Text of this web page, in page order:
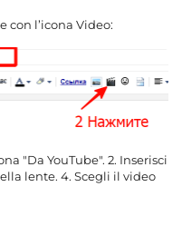
con l’icona Video:
"Da YouTube". 2. Inserisci
lente. 4. Scegli il video